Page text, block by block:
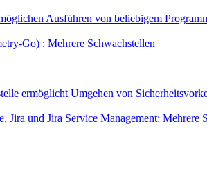
Ausführen von beliebigem
Go) : Mehrere Schwachstellen
ermöglicht Umgehen von
und Jira Service Management: Mehrere